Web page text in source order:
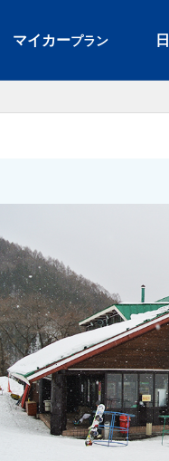
マイカープラン